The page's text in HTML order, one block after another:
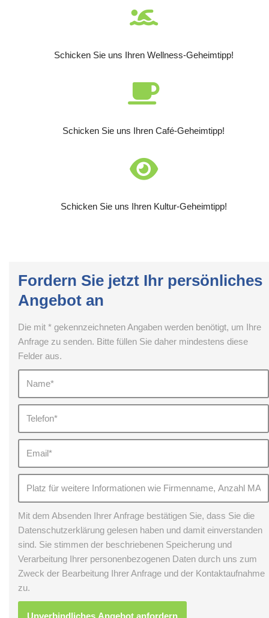
Schicken Sie uns Ihren Wellness-Geheimtipp!
Schicken Sie uns Ihren Café-Geheimtipp!
Schicken Sie uns Ihren Kultur-Geheimtipp!
Fordern Sie jetzt Ihr persönliches
Angebot an
Die mit * gekennzeichneten Angaben werden benötigt, um Ihre
Anfrage zu senden. Bitte füllen Sie daher mindestens diese
Felder aus.
Mit dem Absenden Ihrer Anfrage bestätigen Sie, dass Sie die
Datenschutzerklärung gelesen haben und damit einverstanden
sind. Sie stimmen der beschriebenen Speicherung und
Verarbeitung Ihrer personenbezogenen Daten durch uns zum
Zweck der Bearbeitung Ihrer Anfrage und der Kontaktaufnahme
zu.